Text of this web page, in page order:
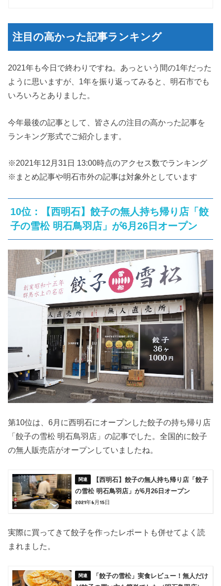
注目の高かった記事ランキング
2021年も今日で終わりですね。あっという間の1年だった
ように思いますが、1年を振り返ってみると、明石市でも
いろいろとありました。
今年最後の記事として、皆さんの注目の高かった記事を
ランキング形式でご紹介します。
※2021年12月31日 13:00時点のアクセス数でランキング
※まとめ記事や明石市外の記事は対象外としています
10位：【西明石】餃子の無人持ち帰り店「餃
子の雪松 明石鳥羽店」が6月26日オープン
第10位は、6月に西明石にオープンした餃子の持ち帰り店
「餃子の雪松 明石鳥羽店」の記事でした。全国的に餃子
の無人販売店がオープンしていましたね。
【西明石】餃子の無人持ち帰り店「餃子
の雪松 明石鳥羽店」が6月26日オープン
2021年6月15日
実際に買ってきて餃子を作ったレポートも併せてよく読
まれました。
「餃子の雪松」実食レビュー！無人だけ